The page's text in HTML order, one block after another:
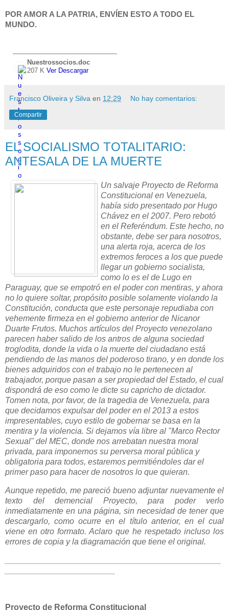
POR AMOR A LA PATRIA, ENVÍEN ESTO A TODO EL
MUNDO.
Nuestrossocios.doc
207 K Ver Descargar
Francisco Oliveira y Silva en 12:29 No hay comentarios:
Compartir
EL SOCIALISMO TOTALITARIO:
ANTESALA DE LA MUERTE
Un salvaje Proyecto de Reforma
Constitucional en Venezuela,
había sido presentado por Hugo
Chávez en el 2007. Pero rebotó
en el Referéndum. Este hecho, no
obstante, debe ser para nosotros,
una alerta roja, acerca de los
extremos feroces a los que puede
llegar un gobierno socialista,
como lo es el de Lugo en
Paraguay, que se empotró en el poder con mentiras, y ahora
no lo quiere soltar, propósito posible solamente violando la
Constitución, conducta que este personaje repudiaba con
vehemente firmeza en el gobierno anterior de Nicanor
Duarte Frutos. Muchos artículos del Proyecto venezolano
parecen haber salido de los antros de alguna sociedad
troglodita, donde la vida o la muerte del ciudadano está
pendiendo de las manos del poderoso tirano, y en donde los
bienes adquiridos con el trabajo no le pertenecen al
trabajador, porque pasan a ser propiedad del Estado, el cual
dispondrá de eso como le dicte su capricho de dictador.
Tomen nota, por favor, de la tragedia de Venezuela, para
que decidamos expulsar del poder en el 2013 a estos
impresentables, cuyo estilo de gobernar se basa en la
mentira y la violencia. Si dejamos vía libre al "Marco Rector
Sexual" del MEC, donde nos arrebatan nuestra moral
privada, para imponernos su perversa moral pública y
obligatoria para todos, estaremos permitiéndoles dar el
primer paso para hacer de nosotros lo que quieran.
Aunque repetido, me pareció bueno adjuntar nuevamente el
texto del demencial Proyecto, para poder verlo
inmediatamente en una página, sin necesidad de tener que
descargarlo, como ocurre en el título anterior, en el cual
viene en otro formato. Aclaro que he respetado incluso los
errores de copia y la diagramación que tiene el original.
Proyecto de Reforma Constitucional